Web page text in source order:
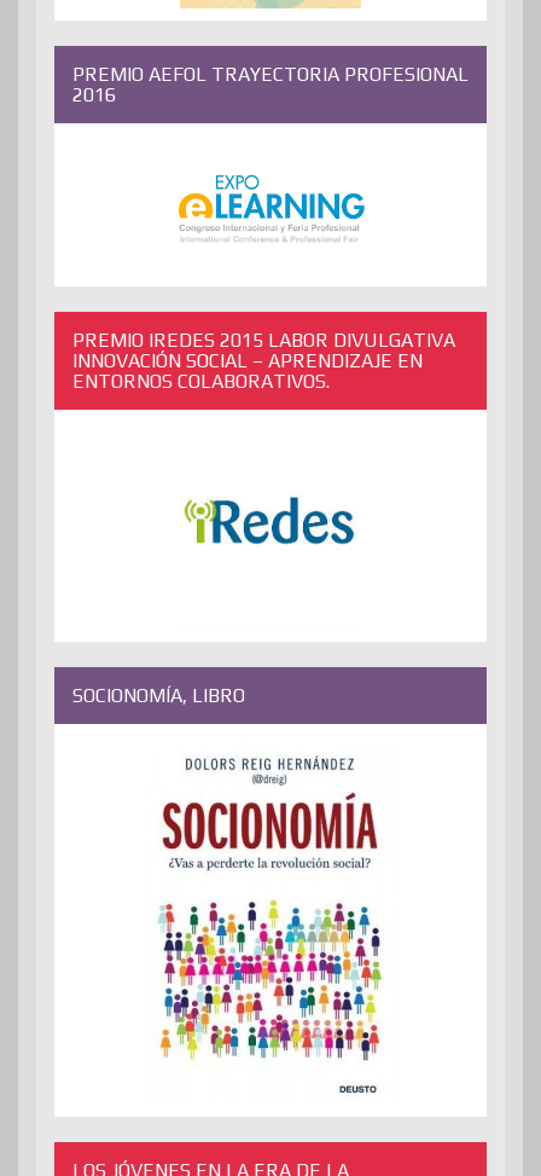
PREMIO AEFOL TRAYECTORIA PROFESIONAL
2016
PREMIO IREDES 2015 LABOR DIVULGATIVA
INNOVACIÓN SOCIAL – APRENDIZAJE EN
ENTORNOS COLABORATIVOS.
SOCIONOMÍA, LIBRO
LOS JÓVENES EN LA ERA DE LA